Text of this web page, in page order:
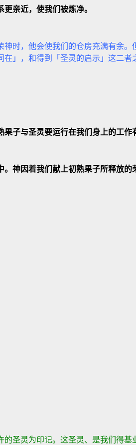
亲近，使我们被炼净。
时，他会使我们的仓房充满有余
」，和得到「圣灵的启示」这二者
果子与圣灵要运行在我们身上的工作
神因着我们献上初熟果子所释放
圣灵为印记。这圣灵、是我们得